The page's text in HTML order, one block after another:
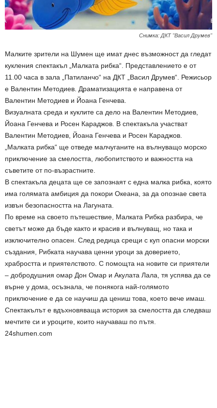
Снимка: ДКТ "Васил Друмев"
Малките зрители на Шумен ще имат днес възможност да гледат
кукления спектакъл „Малката рибка“. Представлението е от
11.00 часа в зала „Патиланчо“ на ДКТ „Васил Друмев“. Режисьор
е Валентин Методиев. Драматизацията е направена от
Валентин Методиев и Йоана Генчева.
Визуалната среда и куклите са дело на Валентин Методиев,
Йоана Генчева и Росен Караджов. В спектакъла участват
Валентин Методиев, Йоана Генчева и Росен Караджов.
„Малката рибка“ ще отведе малчуганите на вълнуващо морско
приключение за смелостта, любопитството и важността на
съветите от по-възрастните.
В спектакъла децата ще се запознаят с една малка рибка, която
има голямата амбиция да покори Океана, за да опознае света
извън безопасността на Лагуната.
По време на своето пътешествие, Малката Рибка разбира, че
светът може да бъде както и красив и вълнуващ, но така и
изключително опасен. След редица срещи с куп опасни морски
създания, Рибката научава ценни уроци за доверието,
храбростта и приятелството. С помощта на новите си приятели
– добродушния омар Дон Омар и Акулата Лала, тя успява да се
върне у дома, осъзнала, че понякога най-голямото
приключение е да се научиш да цениш това, което вече имаш.
Спектакълът е вдъхновяваща история за смелостта да следваш
мечтите си и уроците, които научаваш по пътя.
24shumen.com